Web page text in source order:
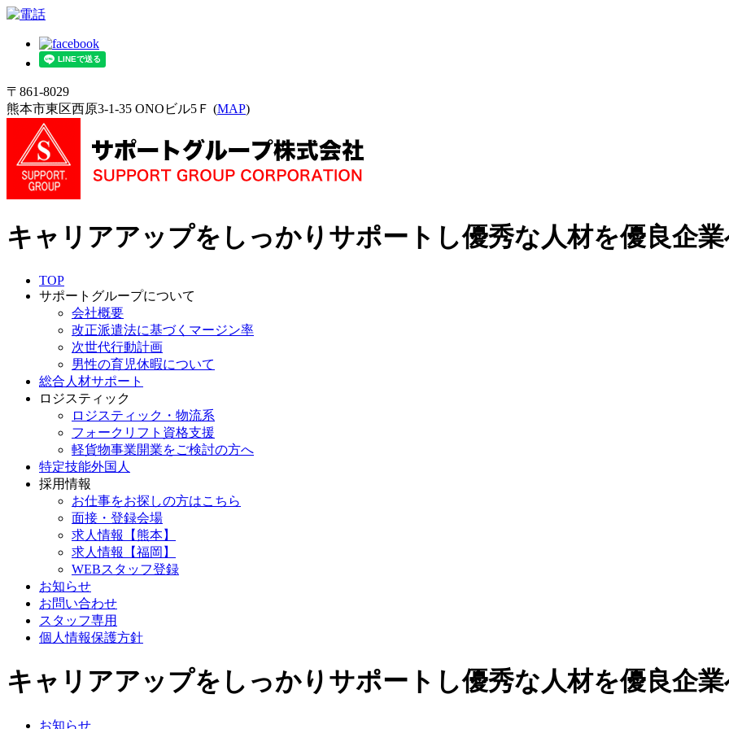
〒861-8029
熊本市東区西原3-1-35 ONOビル5Ｆ (MAP)
キャリアアップをしっかりサポートし優秀な人材を優良企
TOP
サポートグループについて
会社概要
改正派遣法に基づくマージン率
次世代行動計画
男性の育児休暇について
総合人材サポート
ロジスティック
ロジスティック・物流系
フォークリフト資格支援
軽貨物事業開業をご検討の方へ
特定技能外国人
採用情報
お仕事をお探しの方はこちら
面接・登録会場
求人情報【熊本】
求人情報【福岡】
WEBスタッフ登録
お知らせ
お問い合わせ
スタッフ専用
個人情報保護方針
キャリアアップをしっかりサポートし優秀な人材を優良企
お知らせ